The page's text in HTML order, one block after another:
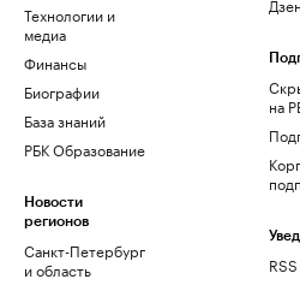
Технологии и
медиа
Финансы
Биографии
База знаний
РБК Образование
Новости
регионов
Санкт-Петербург
и область
Дзен
на